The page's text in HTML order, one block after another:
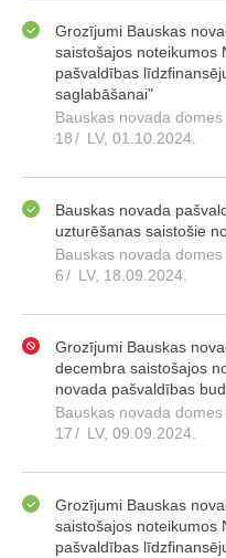
Grozījumi Bauskas
saistošajos noteikumos
pašvaldības
saglabāšanai"
Bauskas novada
18/ LV, 01.10.2024.
Bauskas novada
uzturēšanas saistošie
Bauskas novada
6/ LV, 18.09.2024.
Grozījumi Bauskas
decembra saistošajos
novada pašvaldības
Bauskas novada
17/ LV, 09.09.2024.
Grozījumi Bauskas
saistošajos noteikumos
pašvaldības